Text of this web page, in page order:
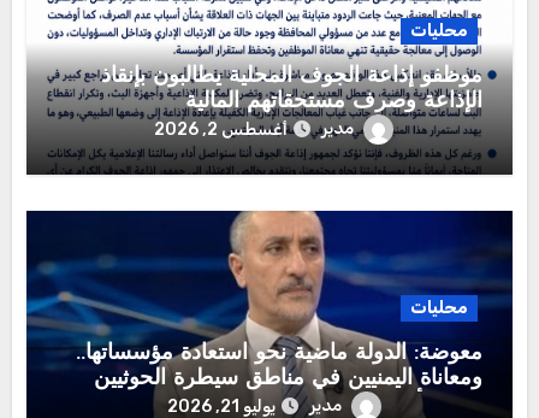
محليات
موظفو إذاعة الجوف المحلية يطالبون بإنقاذ
الإذاعة وصرف مستحقاتهم المالية
مدير أغسطس 2, 2026
محليات
معوضة: الدولة ماضية نحو استعادة مؤسساتها..
ومعاناة اليمنيين في مناطق سيطرة الحوثيين
تتصدر أولويات القيادة الشرعية
مدير يوليو 21, 2026